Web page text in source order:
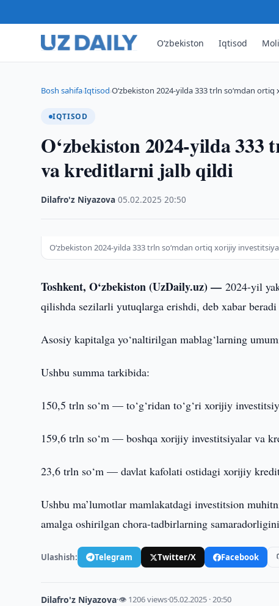
O‘zbekiston Iqtisod
Bosh sahifa›Iqtisod›O‘zbekiston 2024-yilda 333 trln so‘mdan
IQTISOD
O‘zbekiston 2024-yilda
va kreditlarni jalb qildi
Dilafro'z Niyazova ·05.02.2025 ·20:50
O‘zbekiston 2024-yilda 333 trln so‘mdan ortiq xorijiy
Toshkent, O‘zbekiston (UzDaily.uz) —2024-yil
qilishda sezilarli yutuqlarga erishdi, deb xabar
Asosiy kapitalga yo‘naltirilgan mablag‘larning
Ushbu summa tarkibida:
150,5 trln so‘m — to‘g‘ridan to‘g‘ri xorijiy
159,6 trln so‘m — boshqa xorijiy investitsiyalar va
23,6 trln so‘m — davlat kafolati ostidagi xorijiy
Ushbu ma’lumotlar mamlakatdagi investitsion
amalga oshirilgan chora-tadbirlarning
Ulashish: Telegram Twitter/X Facebook
Dilafro'z Niyazova·👁 1206 views·05.02.2025 · 20:50